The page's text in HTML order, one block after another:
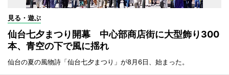
見る・遊ぶ
仙台七夕まつり開幕 中心部商店街に大型飾り300
本、青空の下で風に揺れ
仙台の夏の風物詩「仙台七夕まつり」が8月6日、始まった。